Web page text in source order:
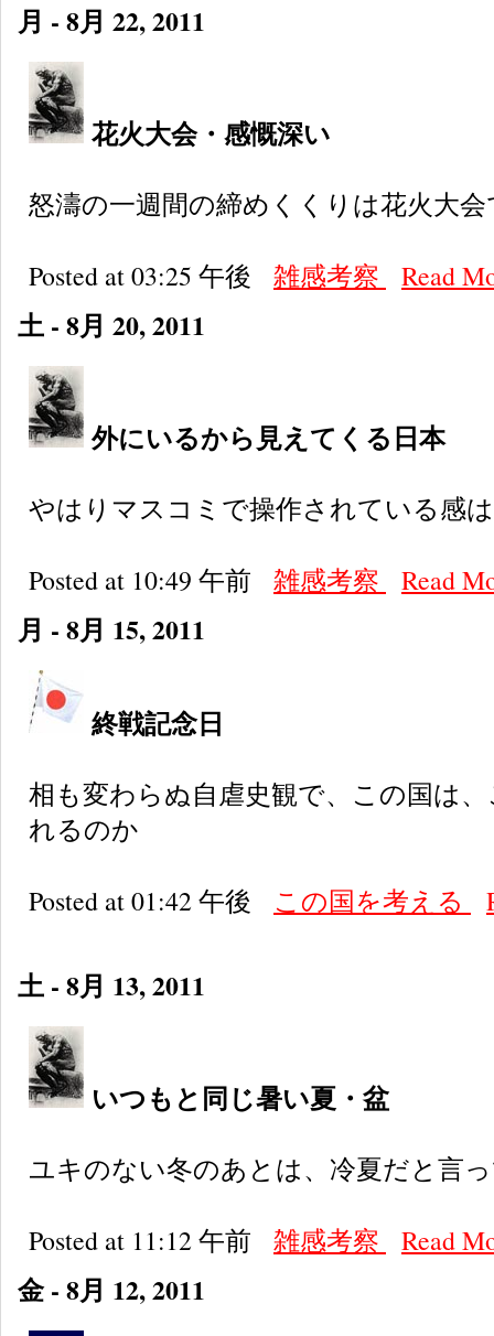
月 - 8月 22, 2011
花火大会・感慨深い
怒濤の一週間の締めくくりは花火大
Posted at 03:25 午後 雑感考察 Read
土 - 8月 20, 2011
外にいるから見えてくる日本
やはりマスコミで操作されている感
Posted at 10:49 午前 雑感考察 Read
月 - 8月 15, 2011
終戦記念日
相も変わらぬ自虐史観で、この国は
れるのか
Posted at 01:42 午後 この国を考える
土 - 8月 13, 2011
いつもと同じ暑い夏・盆
ユキのない冬のあとは、冷夏だと言
Posted at 11:12 午前 雑感考察 Read
金 - 8月 12, 2011